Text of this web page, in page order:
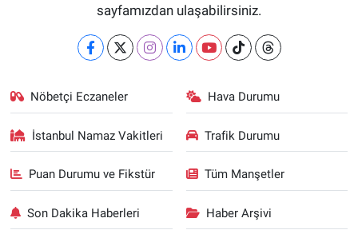
sayfamızdan ulaşabilirsiniz.
Nöbetçi Eczaneler Hava Durumu
İstanbul Namaz Vakitleri Trafik Durumu
Puan Durumu ve Fikstür Tüm Manşetler
Son Dakika Haberleri Haber Arşivi